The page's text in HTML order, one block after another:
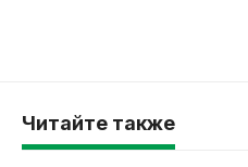
Читайте также